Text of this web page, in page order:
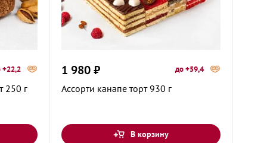
+22,2
250 г
1 980 ₽ до +59,4
Ассорти канапе торт 930 г
В корзину